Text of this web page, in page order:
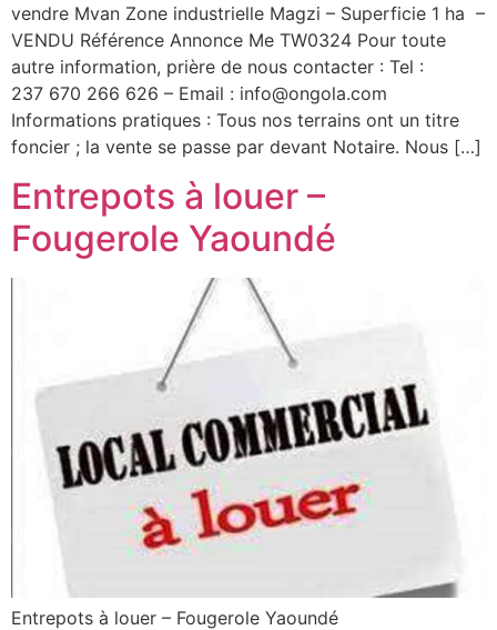
vendre Mvan Zone industrielle Magzi – Superficie 1 ha –
VENDU Référence Annonce Me TW0324 Pour toute
autre information, prière de nous contacter : Tel :
237 670 266 626 – Email : info@ongola.com
Informations pratiques : Tous nos terrains ont un titre
foncier ; la vente se passe par devant Notaire. Nous […]
Entrepots à louer –
Fougerole Yaoundé
Entrepots à louer – Fougerole Yaoundé